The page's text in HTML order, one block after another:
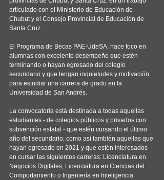
articulado con el Ministerio de Educación de
Chubut y el Consejo Provincial de Educación de
Santa Cruz.
El Programa de Becas PAE-UdeSA, hace foco en
alumnas con excelente desempeño que estén
terminando o hayan egresado del colegio
secundario y que tengan inquietudes y motivación
para estudiar una carrera de grado en la
Universidad de San Andrés.
La convocatoria está destinada a todas aquellas
estudiantes - de colegios públicos y privados con
subvención estatal - que estén cursando el último
año del secundario, como así también aquellas que
hayan egresado en 2021 y que estén interesados
en cursar las siguientes carreras: Licenciatura en
Negocios Digitales, Licenciatura en Ciencias del
Comportamiento o Ingeniería en Inteligencia